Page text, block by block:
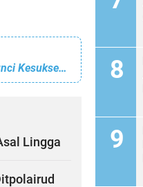
Muhammad Rudi: Kolaborasi Pemerintah dan Masyarakat Kunci Kesuksesan Pembangunan Kota Batam
Lingga